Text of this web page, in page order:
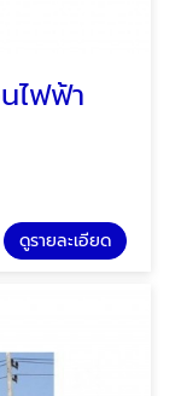
ไฟฟ้า
ดูรายละเอียด